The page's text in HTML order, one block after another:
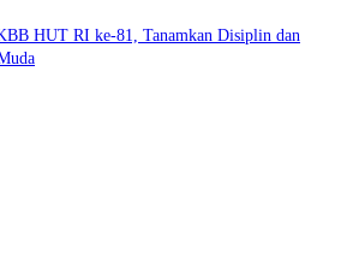
HUT RI ke-81, Tanamkan Disiplin dan